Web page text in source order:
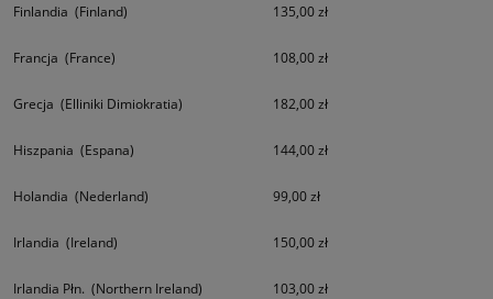
Finlandia (Finland) 135,00 zł
Francja (France) 108,00 zł
Grecja (Elliniki Dimiokratia) 182,00 zł
Hiszpania (Espana) 144,00 zł
Holandia (Nederland) 99,00 zł
Irlandia (Ireland) 150,00 zł
Irlandia Płn. (Northern Ireland) 103,00 zł